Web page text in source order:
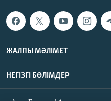
ЖАЛПЫ МӘЛІМЕТ
НЕГІЗГІ БӨЛІМДЕР